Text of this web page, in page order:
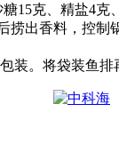
糖15克、精盐4克
捞出香料，控制
。将袋装鱼